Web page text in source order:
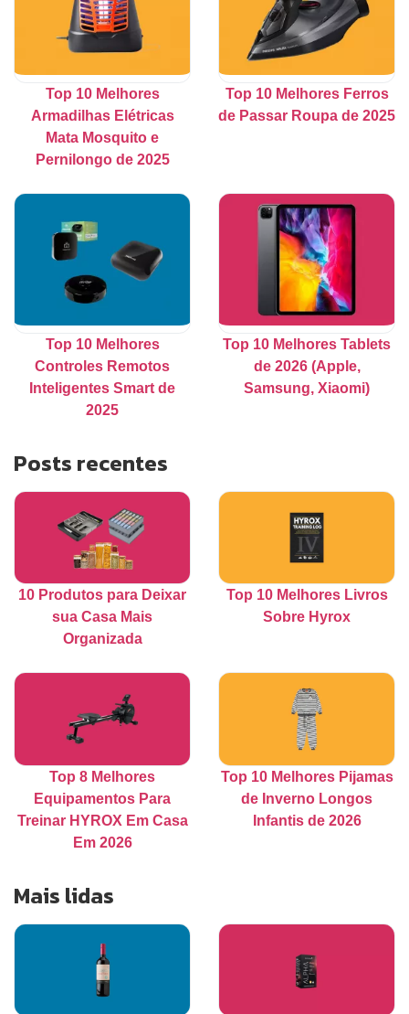
Top 10 Melhores
Armadilhas Elétricas
Mata Mosquito e
Pernilongo de 2025
Top 10 Melhores Ferros
de Passar Roupa de 2025
Top 10 Melhores
Controles Remotos
Inteligentes Smart de
2025
Top 10 Melhores Tablets
de 2026 (Apple,
Samsung, Xiaomi)
Posts recentes
10 Produtos para Deixar
sua Casa Mais
Organizada
Top 10 Melhores Livros
Sobre Hyrox
Top 8 Melhores
Equipamentos Para
Treinar HYROX Em Casa
Em 2026
Top 10 Melhores Pijamas
de Inverno Longos
Infantis de 2026
Mais lidas